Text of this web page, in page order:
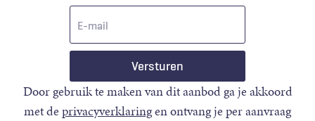
Door gebruik te maken van dit aanbod ga je akkoord
met deprivacyverklaringen ontvang je per aanvraag